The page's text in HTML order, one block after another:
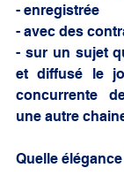
- enregistrée
- avec des
- sur un sujet
et diffusé le
concurrente
une autre
Quelle élégance